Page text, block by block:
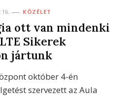
16. KÖZÉLET
ott van mindenki
Sikerek
jártunk
október 4-én
szervezett az Aula